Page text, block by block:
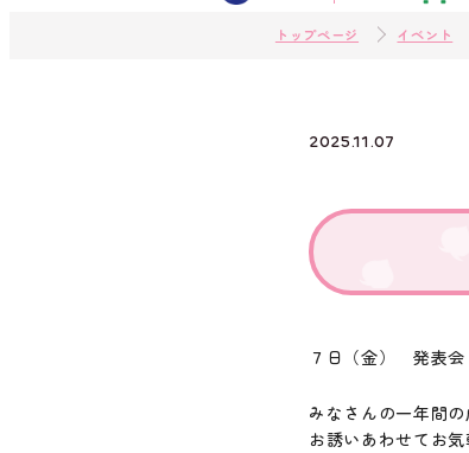
トップページ イベント
2025.11.07
７日（金） 発表
みなさんの一年間
お誘いあわせてお気